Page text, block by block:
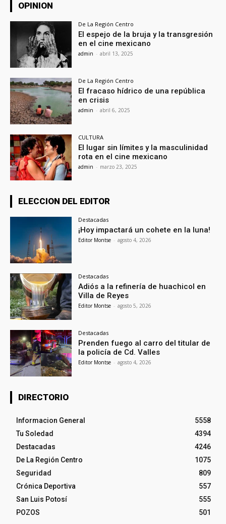
OPINION
De La Región Centro
El espejo de la bruja y la transgresión
en el cine mexicano
admin - abril 13, 2025
De La Región Centro
El fracaso hídrico de una república
en crisis
admin - abril 6, 2025
CULTURA
El lugar sin límites y la masculinidad
rota en el cine mexicano
admin - marzo 23, 2025
ELECCION DEL EDITOR
Destacadas
¡Hoy impactará un cohete en la luna!
Editor Montse - agosto 4, 2026
Destacadas
Adiós a la refinería de huachicol en
Villa de Reyes
Editor Montse - agosto 5, 2026
Destacadas
Prenden fuego al carro del titular de
la policía de Cd. Valles
Editor Montse - agosto 4, 2026
DIRECTORIO
Informacion General
5558
Tu Soledad
4394
Destacadas
4246
De La Región Centro
1075
Seguridad
809
Crónica Deportiva
557
San Luis Potosí
555
POZOS
501